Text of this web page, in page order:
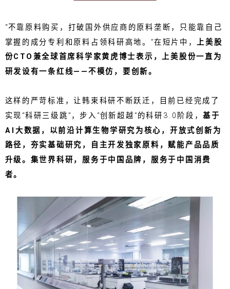
“不靠原料购买，打破国外供应商的原料垄断，只能靠自己
掌握的成分专利和原料占领科研高地。”在短片中，
上美股
份CTO兼全球首席科学家黄虎博士表示，上美股份一直为
研发设有一条红线——不模仿，要创新。
这样的严苛标准，让韩束科研不断跃迁，目前已经完成了
实现“科研三级跳”，步入“创新超越”的科研3.0阶段，基于
AI大数据，以前沿计算生物学研究为核心，开放式创新为
路径，夯实基础研究，自主开发独家原料，赋能产品品质
升级。集世界科研，服务于中国品牌，服务于中国消费
者。